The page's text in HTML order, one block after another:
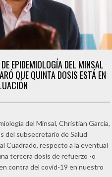
DE EPIDEMIOLOGÍA DEL MINSAL
QUE QUINTA DOSIS ESTÁ EN
del Minsal, Christian García,
del subsecretario de Salud
Cuadrado, respecto a la eventual
tercera dosis de refuerzo -o
contra del covid-19 en nuestro